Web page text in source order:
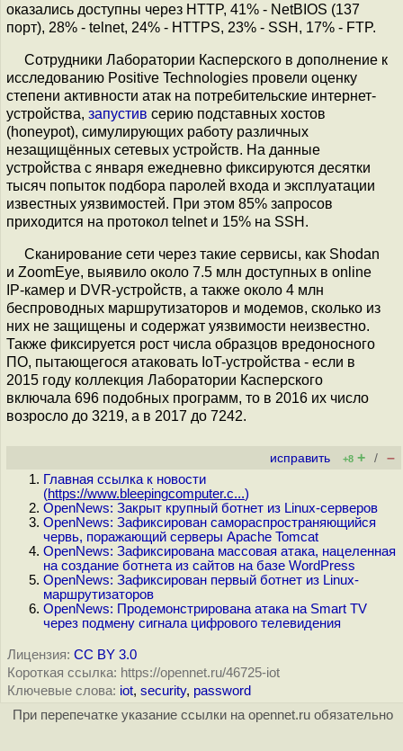
оказались доступны через HTTP, 41% - NetBIOS (137
порт), 28% - telnet, 24% - HTTPS, 23% - SSH, 17% - FTP.
Сотрудники Лаборатории Касперского в дополнение к
исследованию Positive Technologies провели оценку
степени активности атак на потребительские интернет-
устройства, запустив серию подставных хостов
(honeypot), симулирующих работу различных
незащищённых сетевых устройств. На данные
устройства с января ежедневно фиксируются десятки
тысяч попыток подбора паролей входа и эксплуатации
известных уязвимостей. При этом 85% запросов
приходится на протокол telnet и 15% на SSH.
Сканирование сети через такие сервисы, как Shodan
и ZoomEye, выявило около 7.5 млн доступных в online
IP-камер и DVR-устройств, а также около 4 млн
беспроводных маршрутизаторов и модемов, сколько из
них не защищены и содержат уязвимости неизвестно.
Также фиксируется рост числа образцов вредоносного
ПО, пытающегося атаковать IoT-устройства - если в
2015 году коллекция Лаборатории Касперского
включала 696 подобных программ, то в 2016 их число
возросло до 3219, а в 2017 до 7242.
исправить +8 + / –
Главная ссылка к новости
(https://www.bleepingcomputer.c...)
OpenNews: Закрыт крупный ботнет из Linux-серверов
OpenNews: Зафиксирован самораспространяющийся
червь, поражающий серверы Apache Tomcat
OpenNews: Зафиксирована массовая атака, нацеленная
на создание ботнета из сайтов на базе WordPress
OpenNews: Зафиксирован первый ботнет из Linux-
маршрутизаторов
OpenNews: Продемонстрирована атака на Smart TV
через подмену сигнала цифрового телевидения
Лицензия: CC BY 3.0
Короткая ссылка: https://opennet.ru/46725-iot
Ключевые слова: iot, security, password
При перепечатке указание ссылки на opennet.ru обязательно